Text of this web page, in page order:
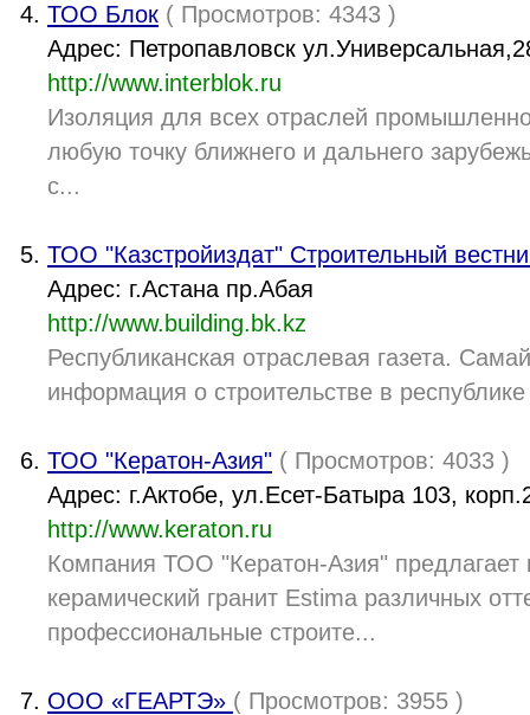
ТОО Блок ( Просмотров: 4343 )
Адрес: Петропавловск
http://www.interblok.ru
Изоляция для всех отраслей
любую точку ближнего и дальнего
с...
ТОО "Казстройиздат" Строительный
Адрес: г.Астана пр.Абая
http://www.building.bk.kz
Республиканская отраслевая газета.
информация о строительстве в
ТОО "Кератон-Азия" ( Просмотров: 4033 )
Адрес: г.Актобе, ул.Есет-Батыра 103,
http://www.keraton.ru
Компания ТОО "Кератон-Азия" предлагает
керамический гранит Estima различных
профессиональные строите...
ООО «ГЕАРТЭ» ( Просмотров: 3955 )